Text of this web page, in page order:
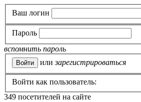
Ваш логин
Пароль
вспомнить пароль
или зарегистрироваться
Войти как пользователь:
349 посетителей на сайте